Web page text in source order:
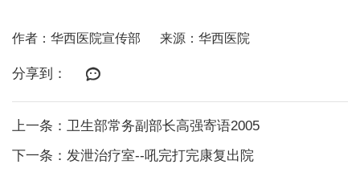
作者：华西医院宣传部 来源：华西医院
分享到：
上一条：卫生部常务副部长高强寄语2005
下一条：发泄治疗室--吼完打完康复出院